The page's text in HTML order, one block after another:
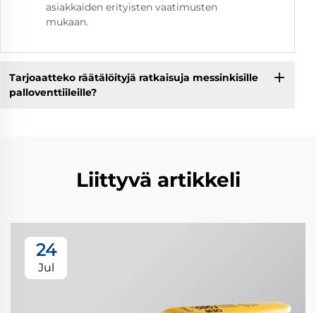
asiakkaiden erityisten vaatimusten
mukaan.
Tarjoaatteko räätälöityjä ratkaisuja messinkisille
palloventtiileille?
Liittyvä artikkeli
24
Jul